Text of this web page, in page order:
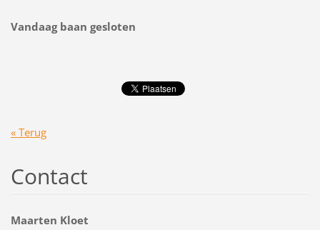
Vandaag baan gesloten
« Terug
Contact
Maarten Kloet